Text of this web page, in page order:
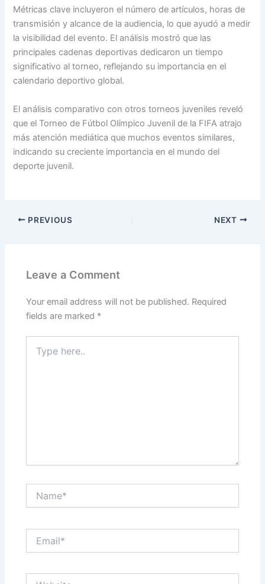
Métricas clave incluyeron el número de artículos, horas de
transmisión y alcance de la audiencia, lo que ayudó a medir
la visibilidad del evento. El análisis mostró que las
principales cadenas deportivas dedicaron un tiempo
significativo al torneo, reflejando su importancia en el
calendario deportivo global.
El análisis comparativo con otros torneos juveniles reveló
que el Torneo de Fútbol Olímpico Juvenil de la FIFA atrajo
más atención mediática que muchos eventos similares,
indicando su creciente importancia en el mundo del
deporte juvenil.
PREVIOUS NEXT
Leave a Comment
Your email address will not be published. Required
fields are marked *
here..